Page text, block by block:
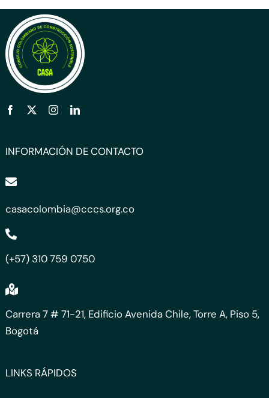
INFORMACIÓN DE CONTACTO
casacolombia@cccs.org.co
(+57) 310 759 0750
Carrera 7 # 71-21, Edificio Avenida Chile, Torre A, Piso 5,
Bogotá
LINKS RÁPIDOS